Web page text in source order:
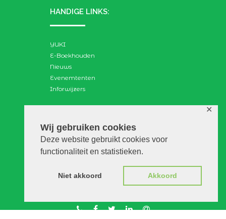
Wij gebruiken cookies
Deze website gebruikt cookies voor
functionaliteit en statistieken.
Niet akkoord Akkoord
✕
HANDIGE LINKS:
YUKI
E-Boekhouden
Nieuws
Evenemtenten
Inforwijzers
Search